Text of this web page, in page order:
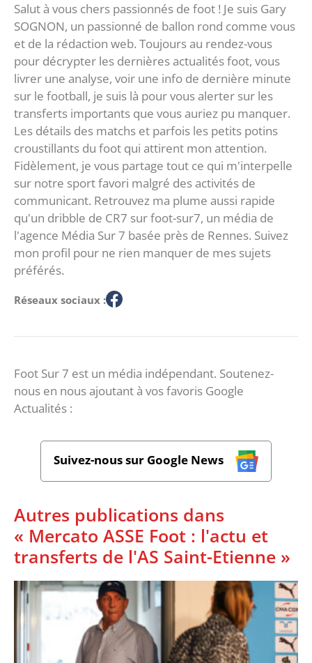
Salut à vous chers passionnés de foot ! Je suis Gary
SOGNON, un passionné de ballon rond comme vous
et de la rédaction web. Toujours au rendez-vous
pour décrypter les dernières actualités foot, vous
livrer une analyse, voir une info de dernière minute
sur le football, je suis là pour vous alerter sur les
transferts importants que vous auriez pu manquer.
Les détails des matchs et parfois les petits potins
croustillants du foot qui attirent mon attention.
Fidèlement, je vous partage tout ce qui m'interpelle
sur notre sport favori malgré des activités de
communicant. Retrouvez ma plume aussi rapide
qu'un dribble de CR7 sur foot-sur7, un média de
l'agence Média Sur 7 basée près de Rennes. Suivez
mon profil pour ne rien manquer de mes sujets
préférés.
Réseaux sociaux :
Foot Sur 7 est un média indépendant. Soutenez-
nous en nous ajoutant à vos favoris Google
Actualités :
Suivez-nous sur Google News
Autres publications dans
« Mercato ASSE Foot : l'actu et
transferts de l'AS Saint-Etienne »